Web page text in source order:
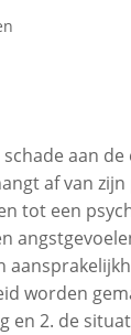
aan de
af van
tot een
worden
en 2. de